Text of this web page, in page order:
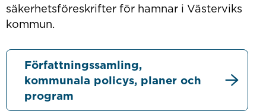
säkerhetsföreskrifter för hamnar i Västerviks
kommun.
Författningssamling,
kommunala policys, planer och
program